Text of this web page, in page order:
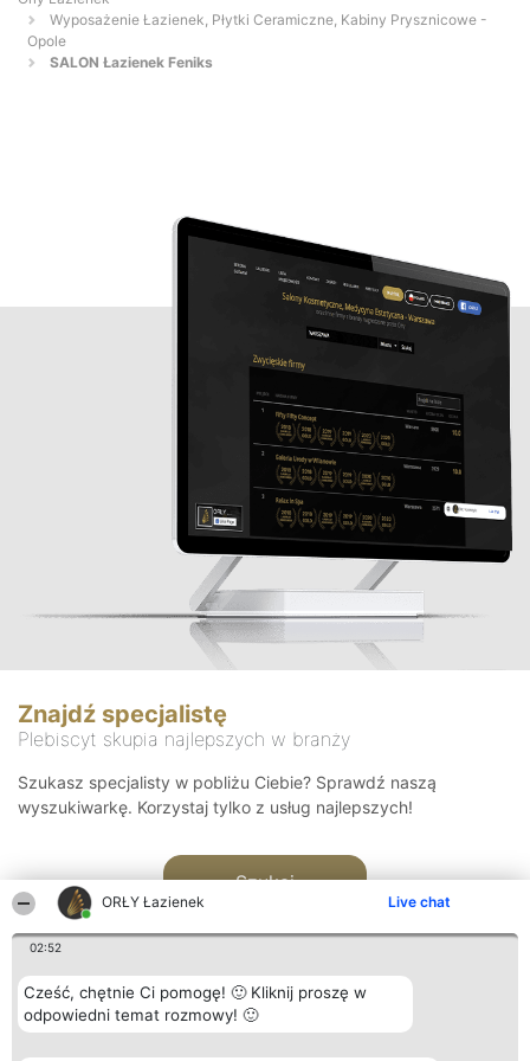
ORŁY Łazienek Live chat
02:52
Cześć, chętnie Ci pomogę! 🙂 Kliknij proszę w
odpowiedni temat rozmowy! 🙂
Wyposażenie Łazienek, Płytki Ceramiczne, Kabiny Prysznicowe -
Opole
SALON Łazienek Feniks
Znajdź specjalistę
Plebiscyt skupia najlepszych w branży
Szukasz specjalisty w pobliżu Ciebie? Sprawdź naszą
wyszukiwarkę. Korzystaj tylko z usług najlepszych!
Szukaj
Organizator plebiscytu Plebiscyt Kontakt